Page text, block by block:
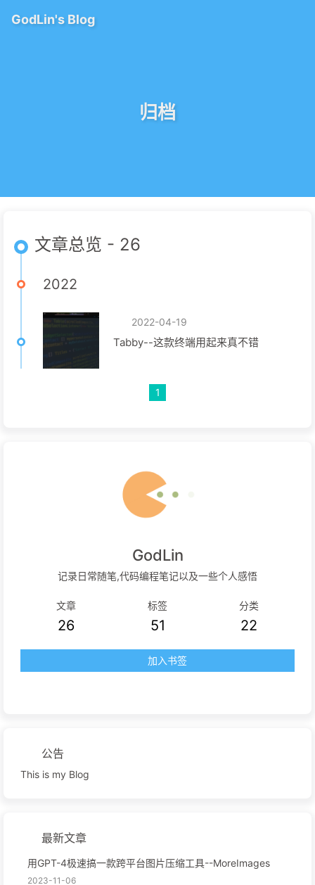
GodLin's Blog
归档
文章总览 - 26
2022
2022-04-19
Tabby--这款终端用起来真不错
1
GodLin
记录日常随笔,代码编程笔记以及一些个人感悟
文章
26
标签
51
分类
22
加入书签
公告
This is my Blog
最新文章
用GPT-4极速搞一款跨平台图片压缩工具--MoreImages
2023-11-06